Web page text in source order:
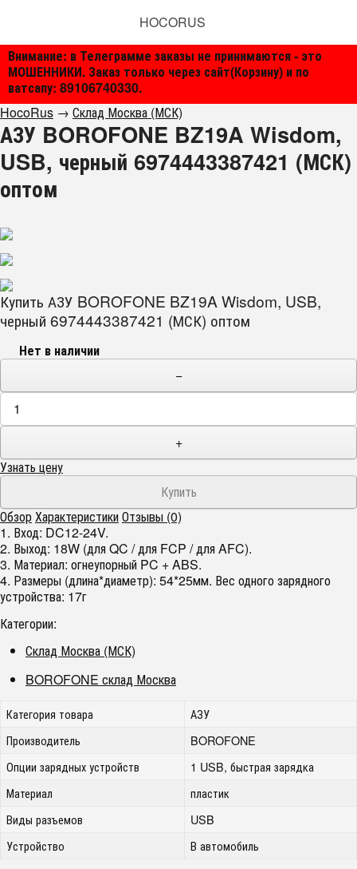
Внимание: в Телеграмме заказы не принимаются - это
МОШЕННИКИ. Заказ только через сайт(Корзину) и по
ватсапу: 89106740330.
HOCORUS
HocoRus → Склад Москва (МСК)
АЗУ BOROFONE BZ19A Wisdom,
USB, черный 6974443387421 (МСК)
оптом
Купить АЗУ BOROFONE BZ19A Wisdom, USB,
черный 6974443387421 (МСК) оптом
Нет в наличии
−
+
Узнать цену
ОбзорХарактеристикиОтзывы (0)
1. Вход: DC12-24V.
2. Выход: 18W (для QC / для FCP / для AFC).
3. Материал: огнеупорный PC + ABS.
4. Размеры (длина*диаметр): 54*25мм. Вес одного зарядного
устройства: 17г
Категории:
Склад Москва (МСК)
BOROFONE склад Москва
Категория товара
АЗУ
Производитель
BOROFONE
Опции зарядных устройств
1 USB, быстрая зарядка
Материал
пластик
Виды разъемов
USB
Устройство
В автомобиль